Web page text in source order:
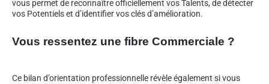
vous permet de reconnaître officiellement vos Talents, de détecter
vos Potentiels et d’identifier vos clés d’amélioration.
Vous ressentez une fibre Commerciale ?
Ce bilan d’orientation professionnelle révèle également si vous